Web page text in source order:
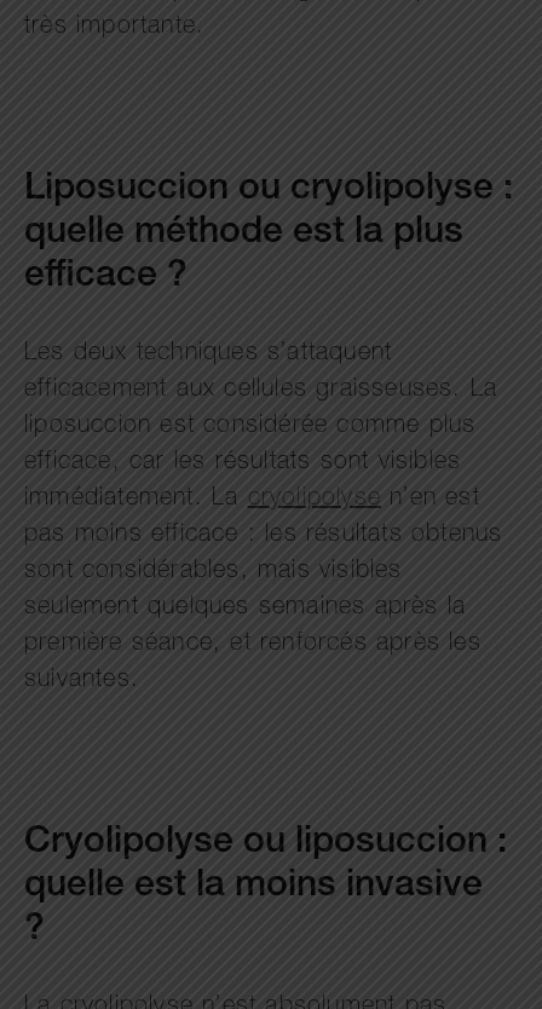
très importante.
Liposuccion ou cryolipolyse :
quelle méthode est la plus
efficace ?
Les deux techniques s’attaquent
efficacement aux cellules graisseuses. La
liposuccion est considérée comme plus
efficace, car les résultats sont visibles
immédiatement. La cryolipolyse n’en est
pas moins efficace : les résultats obtenus
sont considérables, mais visibles
seulement quelques semaines après la
première séance, et renforcés après les
suivantes.
Cryolipolyse ou liposuccion :
quelle est la moins invasive
?